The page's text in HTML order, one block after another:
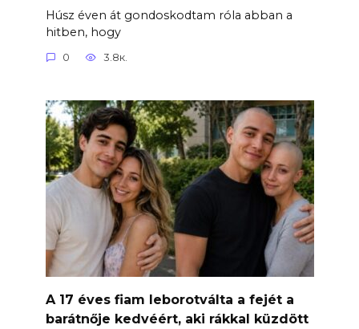
Húsz éven át gondoskodtam róla abban a
hitben, hogy
0 3.8к.
A 17 éves fiam leborotválta a fejét a
barátnője kedvéért, aki rákkal küzdött